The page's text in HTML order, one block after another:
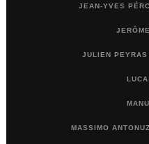
JEAN-YVES
JULIEN PEYRAS
MASSIMO